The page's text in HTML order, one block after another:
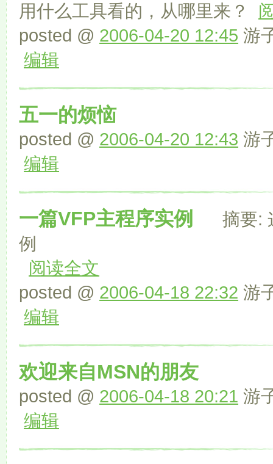
用什么工具看的，从哪里来？
posted @ 2006-04-20 12:45 游
编辑
五一的烦恼
posted @ 2006-04-20 12:43 游
编辑
一篇VFP主程序实例
摘要:
例
阅读全文
posted @ 2006-04-18 22:32 游
编辑
欢迎来自MSN的朋友
posted @ 2006-04-18 20:21 游
编辑